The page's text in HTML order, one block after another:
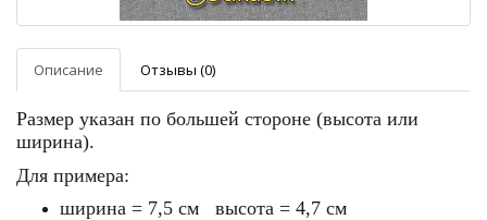
Описание Отзывы (0)
Размер указан по большей стороне (высота или
ширина).
Для примера:
ширина = 7,5 см высота = 4,7 см